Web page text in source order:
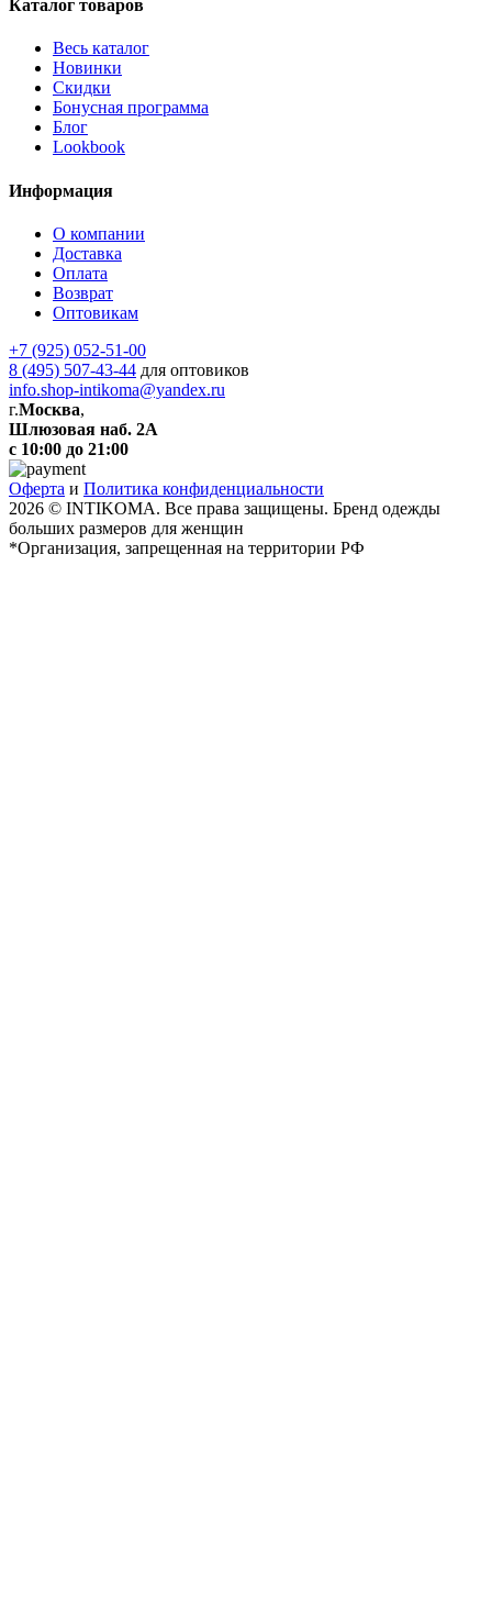
Каталог товаров
Весь каталог
Новинки
Скидки
Бонусная программа
Блог
Lookbook
Информация
О компании
Доставка
Оплата
Возврат
Оптовикам
+7 (925) 052-51-00
8 (495) 507-43-44 для оптовиков
info.shop-intikoma@yandex.ru
г.Москва,
Шлюзовая наб. 2А
с 10:00 до 21:00
Оферта и Политика конфиденциальности
2026 © INTIKOMA. Все права защищены. Бренд одежды
больших размеров для женщин
*Организация, запрещенная на территории РФ